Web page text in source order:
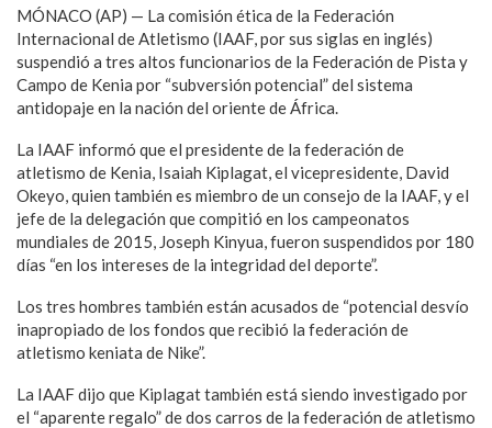
MÓNACO (AP) — La comisión ética de la Federación
Internacional de Atletismo (IAAF, por sus siglas en inglés)
suspendió a tres altos funcionarios de la Federación de Pista y
Campo de Kenia por “subversión potencial” del sistema
antidopaje en la nación del oriente de África.
La IAAF informó que el presidente de la federación de
atletismo de Kenia, Isaiah Kiplagat, el vicepresidente, David
Okeyo, quien también es miembro de un consejo de la IAAF, y el
jefe de la delegación que compitió en los campeonatos
mundiales de 2015, Joseph Kinyua, fueron suspendidos por 180
días “en los intereses de la integridad del deporte”.
Los tres hombres también están acusados de “potencial desvío
inapropiado de los fondos que recibió la federación de
atletismo keniata de Nike”.
La IAAF dijo que Kiplagat también está siendo investigado por
el “aparente regalo” de dos carros de la federación de atletismo